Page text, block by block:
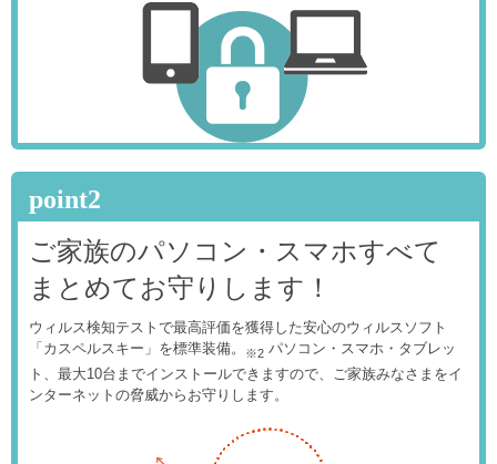
point2
ご家族のパソコン・スマホすべて
まとめてお守りします！
ウィルス検知テストで最高評価を獲得した安心のウィルスソフト
「カスペルスキー」を標準装備。
※2 パソコン・スマホ・タブレッ
ト、最大10台までインストールできますので、ご家族みなさまをイ
ンターネットの脅威からお守りします。